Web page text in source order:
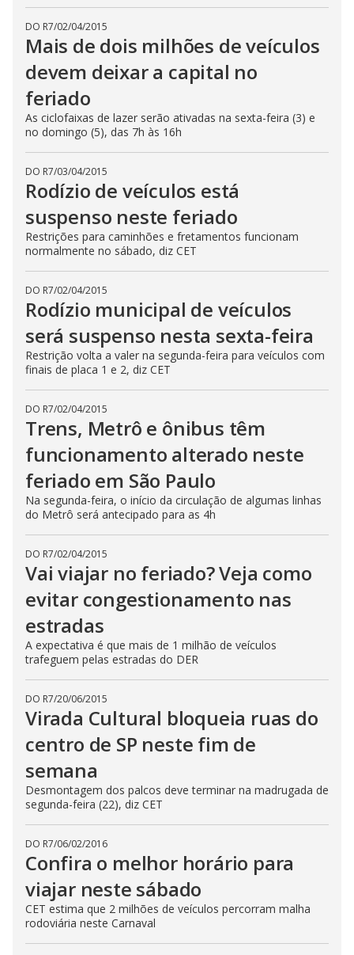
DO R7/02/04/2015
Mais de dois milhões de veículos
devem deixar a capital no
feriado
As ciclofaixas de lazer serão ativadas na sexta-feira (3) e
no domingo (5), das 7h às 16h
DO R7/03/04/2015
Rodízio de veículos está
suspenso neste feriado
Restrições para caminhões e fretamentos funcionam
normalmente no sábado, diz CET
DO R7/02/04/2015
Rodízio municipal de veículos
será suspenso nesta sexta-feira
Restrição volta a valer na segunda-feira para veículos com
finais de placa 1 e 2, diz CET
DO R7/02/04/2015
Trens, Metrô e ônibus têm
funcionamento alterado neste
feriado em São Paulo
Na segunda-feira, o início da circulação de algumas linhas
do Metrô será antecipado para as 4h
DO R7/02/04/2015
Vai viajar no feriado? Veja como
evitar congestionamento nas
estradas
A expectativa é que mais de 1 milhão de veículos
trafeguem pelas estradas do DER
DO R7/20/06/2015
Virada Cultural bloqueia ruas do
centro de SP neste fim de
semana
Desmontagem dos palcos deve terminar na madrugada de
segunda-feira (22), diz CET
DO R7/06/02/2016
Confira o melhor horário para
viajar neste sábado
CET estima que 2 milhões de veículos percorram malha
rodoviária neste Carnaval